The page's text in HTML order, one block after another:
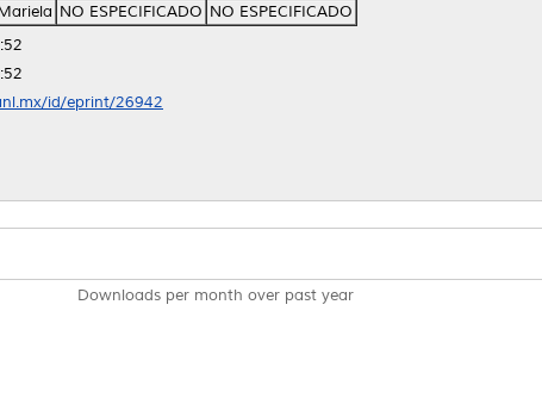
NO ESPECIFICADO NO ESPECIFICADO
id/eprint/26942
Downloads per month over past year